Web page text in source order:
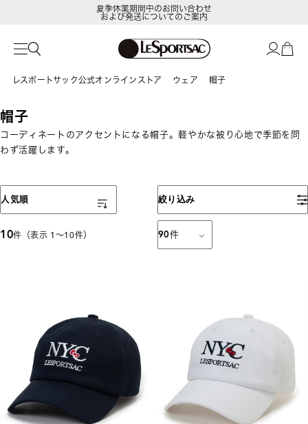
夏季休業期間中のお問い合わせ
および発送についてのご案内
レスポートサック公式オンラインストア ウェア 帽子
帽子
コーディネートのアクセントになる帽子。軽やかな被り心地で季節を問
わず活躍します。
絞り込み
10件（表示 1〜10件） 90件
表示順
人気順